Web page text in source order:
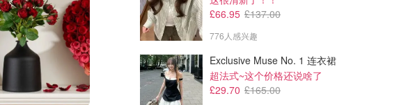
£66.95 £137.00
776人感兴趣
Exclusive Muse No. 1 连衣裙
超法式~这个价格还说啥了
£29.70 £165.00